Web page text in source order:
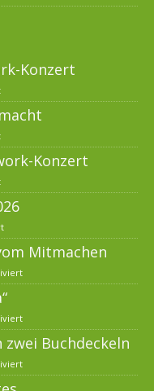
Konzert
Konzert
Mitmachen
Buchdeckeln